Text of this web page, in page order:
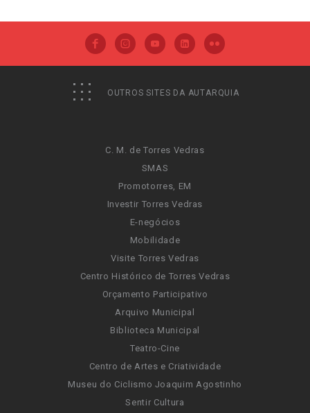
OUTROS SITES DA AUTARQUIA
C. M. de Torres Vedras
SMAS
Promotorres, EM
Investir Torres Vedras
E-negócios
Mobilidade
Visite Torres Vedras
Centro Histórico de Torres Vedras
Orçamento Participativo
Arquivo Municipal
Biblioteca Municipal
Teatro-Cine
Centro de Artes e Criatividade
Museu do Ciclismo Joaquim Agostinho
Sentir Cultura